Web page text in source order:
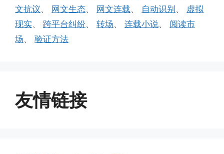
文抗议 、 网文生态、 网文连载、 自动识别 、 虚拟
现实、 跨平台纠纷、 转场、 连载小说、 阅读市
场、 验证方法
友情链接